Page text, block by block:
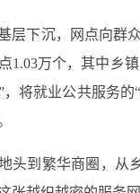
层下沉，网点向群
1.03万个，其中乡
，将就业公共服务
头到繁华商圈，从